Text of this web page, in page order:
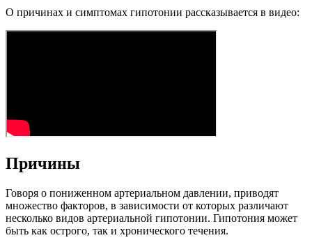
О причинах и симптомах гипотонии рассказывается в видео:
Причины
Говоря о пониженном артериальном давлении, приводят
множество факторов, в зависимости от которых различают
несколько видов артериальной гипотонии. Гипотония может
быть как острого, так и хронического течения.